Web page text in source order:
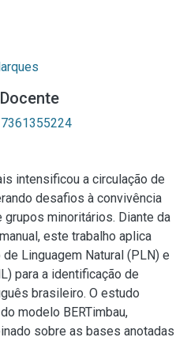
intensificou a circulação de
desafios à convivência
minoritários. Diante da
este trabalho aplica
Linguagem Natural (PLN) e
para a identificação de
brasileiro. O estudo
modelo BERTimbau,
sobre as bases anotadas